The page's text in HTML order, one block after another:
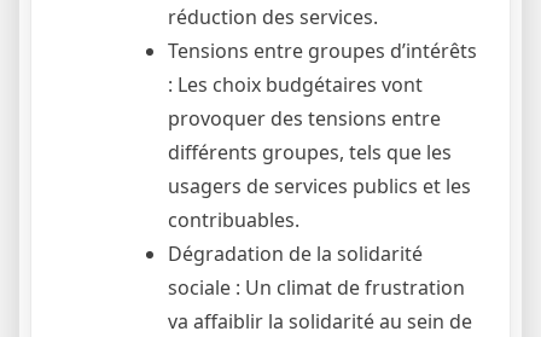
réduction des services.
Tensions entre groupes d’intérêts
: Les choix budgétaires vont
provoquer des tensions entre
différents groupes, tels que les
usagers de services publics et les
contribuables.
Dégradation de la solidarité
sociale : Un climat de frustration
va affaiblir la solidarité au sein de